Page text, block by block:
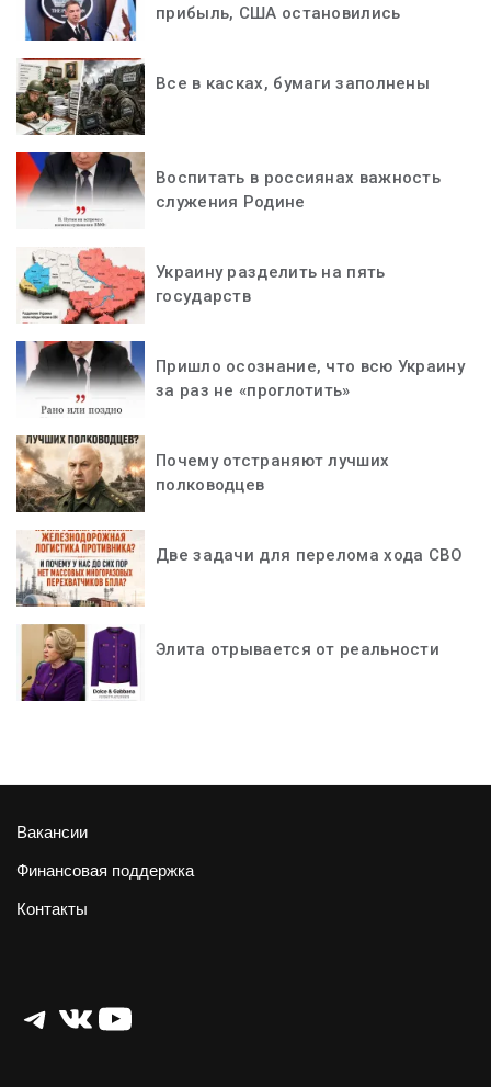
прибыль, США остановились
Все в касках, бумаги заполнены
Воспитать в россиянах важность
служения Родине
Украину разделить на пять
государств
Пришло осознание, что всю Украину
за раз не «проглотить»
Почему отстраняют лучших
полководцев
Две задачи для перелома хода СВО
Элита отрывается от реальности
Вакансии
Финансовая поддержка
Контакты
Telegram
ВКонтакте
YouTube